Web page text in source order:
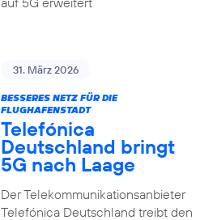
31. März 2026
BESSERES NETZ FÜR DIE
FLUGHAFENSTADT
Telefónica
Deutschland bringt
5G nach Laage
Der Telekommunikationsanbieter
Telefónica Deutschland treibt den